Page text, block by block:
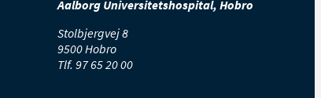
Aalborg Universitetshospital, Hobro
Stolbjergvej 8
9500 Hobro
Tlf. 97 65 20 00